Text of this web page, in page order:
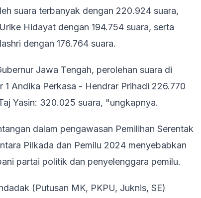
suara terbanyak dengan 220.924 suara,
Hidayat dengan 194.754 suara, serta
dengan 176.764 suara.
Jawa Tengah, perolehan suara di
1 Andika Perkasa - Hendrar Prihadi 226.770
Yasin: 320.025 suara, "ungkapnya.
dalam pengawasan Pemilihan Serentak
Pilkada dan Pemilu 2024 menyebabkan
partai politik dan penyelenggara pemilu.
(Putusan MK, PKPU, Juknis, SE)